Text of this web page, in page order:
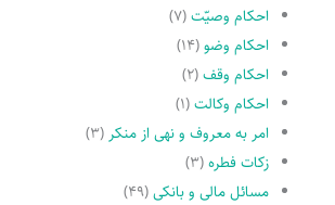
احکام وصیّت(۷)
احکام وضو(۱۴)
احکام وقف(۲)
احکام وکالت(۱)
امر به معروف و نهى از منکر (۳)
زکات فطره(۳)
مسائل مالی و بانکی(۴۹)